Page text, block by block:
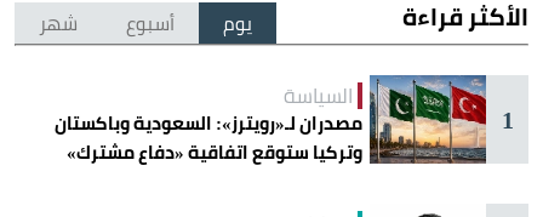
الأكثر قراءة يوم أسبوع شهر
1
السياسة
مصدران لـ«رويترز»: السعودية وباكستان
وتركيا ستوقع اتفاقية «دفاع مشترك»